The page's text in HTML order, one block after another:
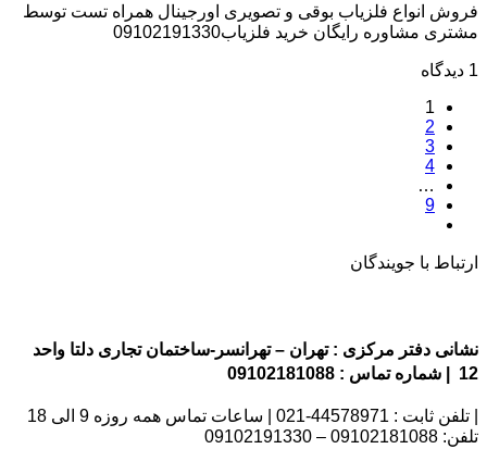
فروش انواع فلزیاب بوقی و تصویری اورجینال همراه تست توسط
مشتری مشاوره رایگان خرید فلزیاب09102191330
1 دیدگاه
1
2
3
4
…
9
ارتباط با جویندگان
نشانی دفتر مرکزی : تهران – تهرانسر-ساختمان تجاری دلتا واحد
12 | شماره تماس : 09102181088
| تلفن ثابت : 44578971-021 | ساعات تماس همه روزه 9 الی 18
تلفن: 09102181088 – 09102191330